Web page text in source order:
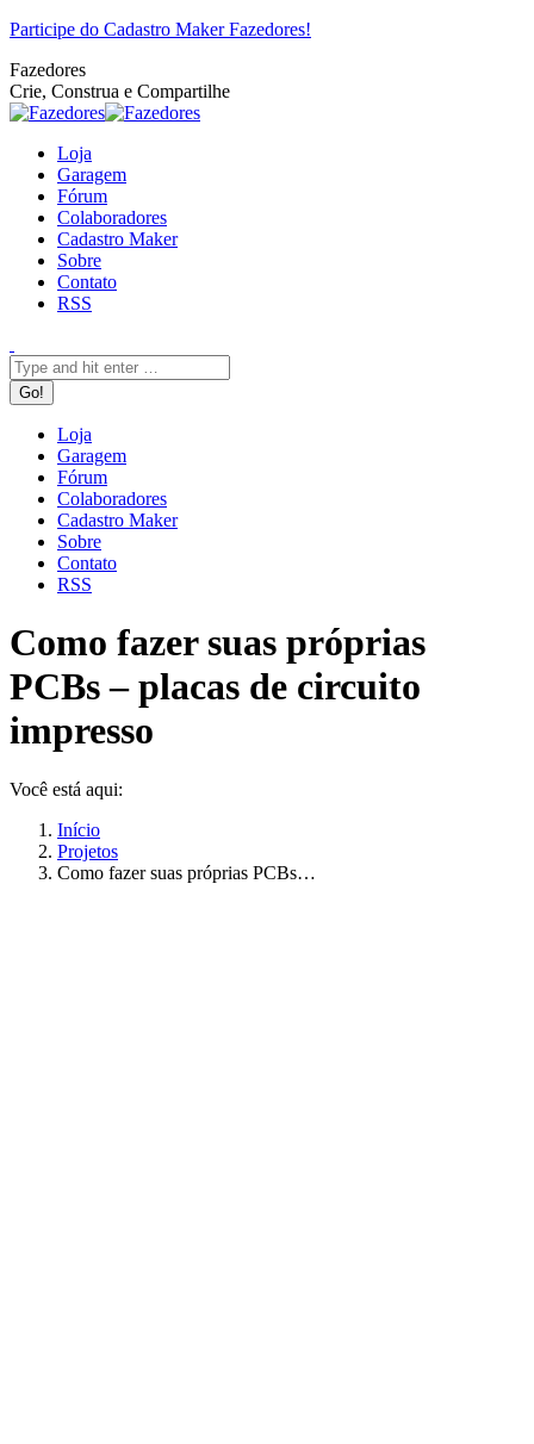
Pular
o
conteúdo
Facebook
Twitter
Google+
YouTube
Website
Rss
Participe do Cadastro Maker Fazedores!
Fazedores
Crie, Construa e Compartilhe
Loja
Garagem
Fórum
Colaboradores
Cadastro Maker
Sobre
Contato
RSS
Loja
Garagem
Fórum
Colaboradores
Cadastro Maker
Sobre
Contato
RSS
Como fazer suas próprias
PCBs – placas de circuito
impresso
Você está aqui:
Início
Projetos
Como fazer suas próprias PCBs…